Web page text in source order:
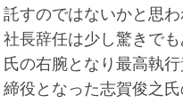
託すのではないかと思
社長辞任は少し驚きで
氏の右腕となり最高執
締役となった志賀俊之